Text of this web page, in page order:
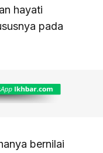
hayati
pada
bernilai